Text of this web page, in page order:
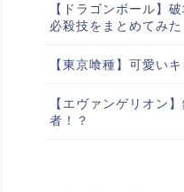
【ドラゴンボール】
必殺技をまとめてみた
【東京喰種】可愛い
【エヴァンゲリオン
者！？